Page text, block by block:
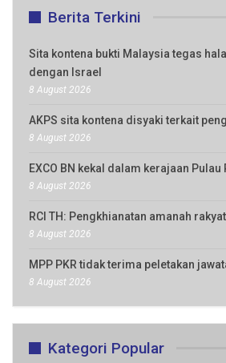
Berita Terkini
Sita kontena bukti Malaysia tegas
dengan Israel
8 August 2026
AKPS sita kontena disyaki terkait
8 August 2026
EXCO BN kekal dalam kerajaan Pulau
8 August 2026
RCI TH: Pengkhianatan amanah
8 August 2026
MPP PKR tidak terima peletakan
8 August 2026
Kategori Popular